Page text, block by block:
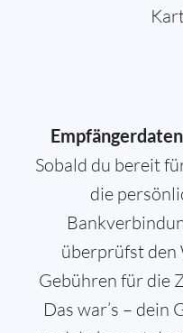
Sobald du bereit
die
überprüfst den
Gebühren für die
Das war’s – dein